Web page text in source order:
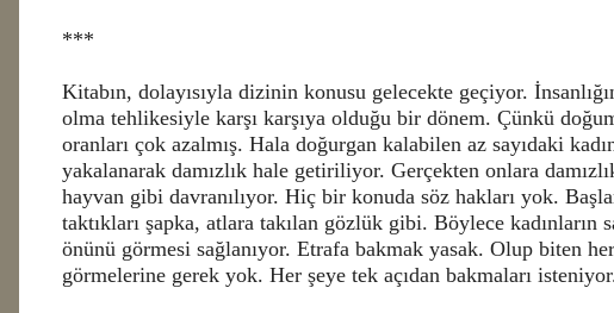
***
Kitabın, dolayısıyla dizinin konusu gelecekte geçiyor.
olma tehlikesiyle karşı karşıya olduğu bir dönem. Çünkü
oranları çok azalmış. Hala doğurgan kalabilen az sayıdaki
yakalanarak damızlık hale getiriliyor. Gerçekten onlara
hayvan gibi davranılıyor. Hiç bir konuda söz hakları yok.
taktıkları şapka, atlara takılan gözlük gibi. Böylece kadınların
önünü görmesi sağlanıyor. Etrafa bakmak yasak. Olup biten
görmelerine gerek yok. Her şeye tek açıdan bakmaları